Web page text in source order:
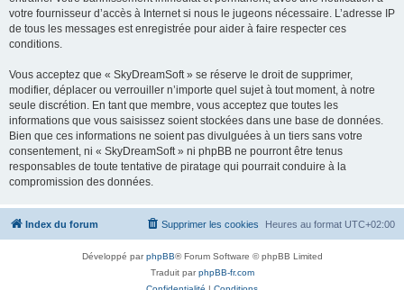
votre fournisseur d’accès à Internet si nous le jugeons nécessaire. L’adresse IP
de tous les messages est enregistrée pour aider à faire respecter ces
conditions.
Vous acceptez que « SkyDreamSoft » se réserve le droit de supprimer,
modifier, déplacer ou verrouiller n’importe quel sujet à tout moment, à notre
seule discrétion. En tant que membre, vous acceptez que toutes les
informations que vous saisissez soient stockées dans une base de données.
Bien que ces informations ne soient pas divulguées à un tiers sans votre
consentement, ni « SkyDreamSoft » ni phpBB ne pourront être tenus
responsables de toute tentative de piratage qui pourrait conduire à la
compromission des données.
Index du forum Heures au format UTC+02:00
Supprimer les cookies
Développé parphpBB® Forum Software © phpBB Limited
Traduit parphpBB-fr.com